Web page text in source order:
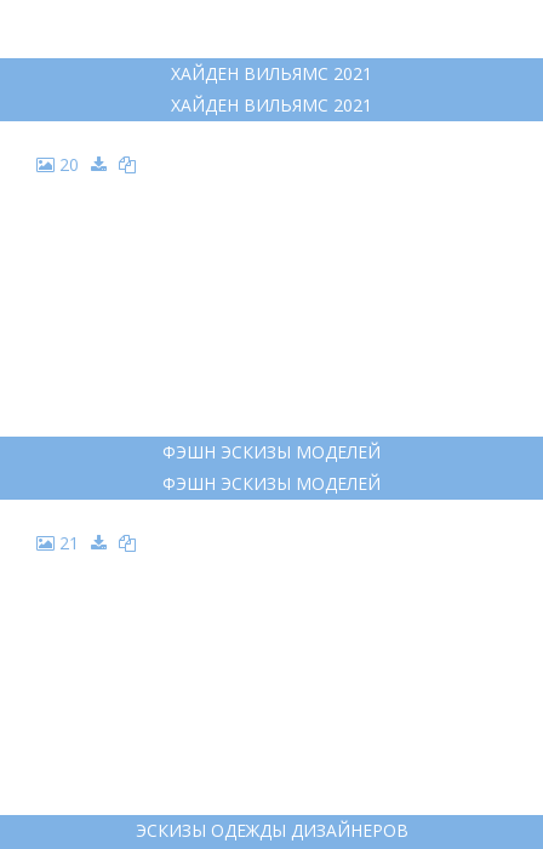
ХАЙДЕН ВИЛЬЯМС 2021
ХАЙДЕН ВИЛЬЯМС 2021
20
ФЭШН ЭСКИЗЫ МОДЕЛЕЙ
ФЭШН ЭСКИЗЫ МОДЕЛЕЙ
21
ЭСКИЗЫ ОДЕЖДЫ ДИЗАЙНЕРОВ